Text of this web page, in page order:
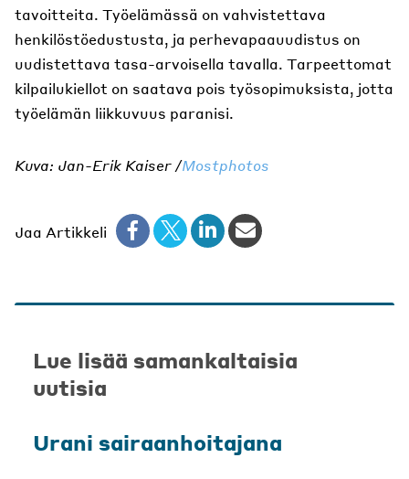
tavoitteita. Työelämässä on vahvistettava
henkilöstöedustusta, ja perhevapaauudistus on
uudistettava tasa-arvoisella tavalla. Tarpeettomat
kilpailukiellot on saatava pois työsopimuksista, jotta
työelämän liikkuvuus paranisi.
Kuva: Jan-Erik Kaiser /Mostphotos
Jaa Artikkeli
Lue lisää samankaltaisia
uutisia
Urani sairaanhoitajana